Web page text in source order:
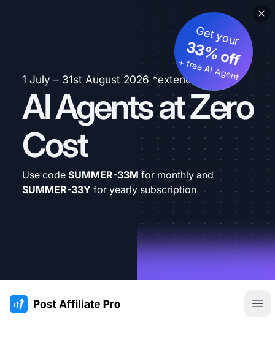
1 July – 31st August 2026 *extended
AI Agents at Zero
Cost
Get your
33% off
+ free AI Agent
Use code SUMMER-33M for monthly and
SUMMER-33Y for yearly subscription
:site.title